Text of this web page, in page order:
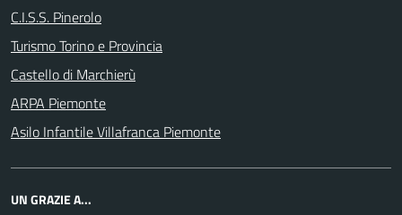
C.I.S.S. Pinerolo
Turismo Torino e Provincia
Castello di Marchierù
ARPA Piemonte
Asilo Infantile Villafranca Piemonte
UN GRAZIE A...